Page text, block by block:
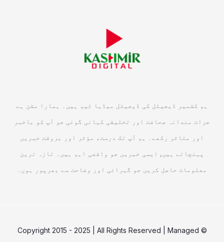
ہم کشمیر ڈیجیٹل کی ڈیجیٹل میڈیا ٹیم ہیں۔ ہمارا مشن ہے
جرات مندانہ صحافت اور تخلیقی کہانی گوئی جو آپ کو باخبر
اور متاثر رکھے۔ ہم آپ تک درست، مؤثر اور بروقت خبریں
پہنچاتے ہیں, ایسی خبریں جو واقعی اہم ہیں۔ تازہ ترین
معلومات حاصل کریں جو گہرائی اور وضاحت سے بھرپور ہوں۔
© Copyright 2015 - 2025 | All Rights Reserved | Managed